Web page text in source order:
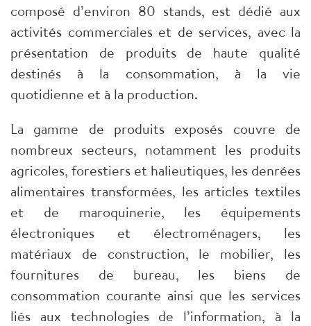
composé d’environ 80 stands, est dédié aux
activités commerciales et de services, avec la
présentation de produits de haute qualité
destinés à la consommation, à la vie
quotidienne et à la production.
La gamme de produits exposés couvre de
nombreux secteurs, notamment les produits
agricoles, forestiers et halieutiques, les denrées
alimentaires transformées, les articles textiles
et de maroquinerie, les équipements
électroniques et électroménagers, les
matériaux de construction, le mobilier, les
fournitures de bureau, les biens de
consommation courante ainsi que les services
liés aux technologies de l’information, à la